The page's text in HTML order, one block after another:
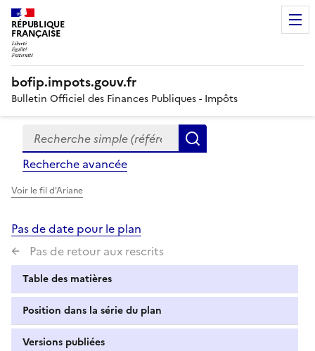
RÉPUBLIQUE
FRANÇAISE
bofip.impots.gouv.fr
Bulletin Officiel des Finances Publiques - Impôts
Formulaire
de
recherche
Recherche simple (références, mots clés, partie du
Recherche avancée
Voir le fil d'Ariane
Pas de date pour le plan
Pas de retour aux rescrits
Table des matières
Position dans la série du plan
Versions publiées